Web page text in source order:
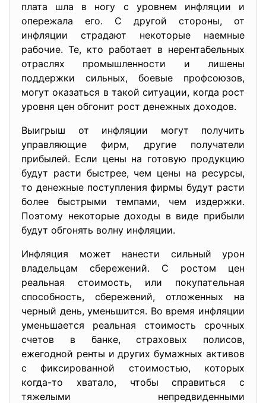
плата шла в ногу с уровнем инфляции и
опережала его. С другой стороны, от
инфляции страдают некоторые наемные
рабочие. Те, кто работает в нерентабельных
отраслях промышленности и лишены
поддержки сильных, боевые профсоюзов,
могут оказаться в такой ситуации, когда рост
уровня цен обгонит рост денежных доходов.
Выигрыш от инфляции могут получить
управляющие фирм, другие получатели
прибылей. Если цены на готовую продукцию
будут расти быстрее, чем цены на ресурсы,
то денежные поступления фирмы будут расти
более быстрыми темпами, чем издержки.
Поэтому некоторые доходы в виде прибыли
будут обгонять волну инфляции.
Инфляция может нанести сильный урон
владельцам сбережений. С ростом цен
реальная стоимость, или покупательная
способность, сбережений, отложенных на
черный день, уменьшится. Во время инфляции
уменьшается реальная стоимость срочных
счетов в банке, страховых полисов,
ежегодной ренты и других бумажных активов
с фиксированной стоимостью, которых
когда-то хватало, чтобы справиться с
тяжелыми непредвиденными